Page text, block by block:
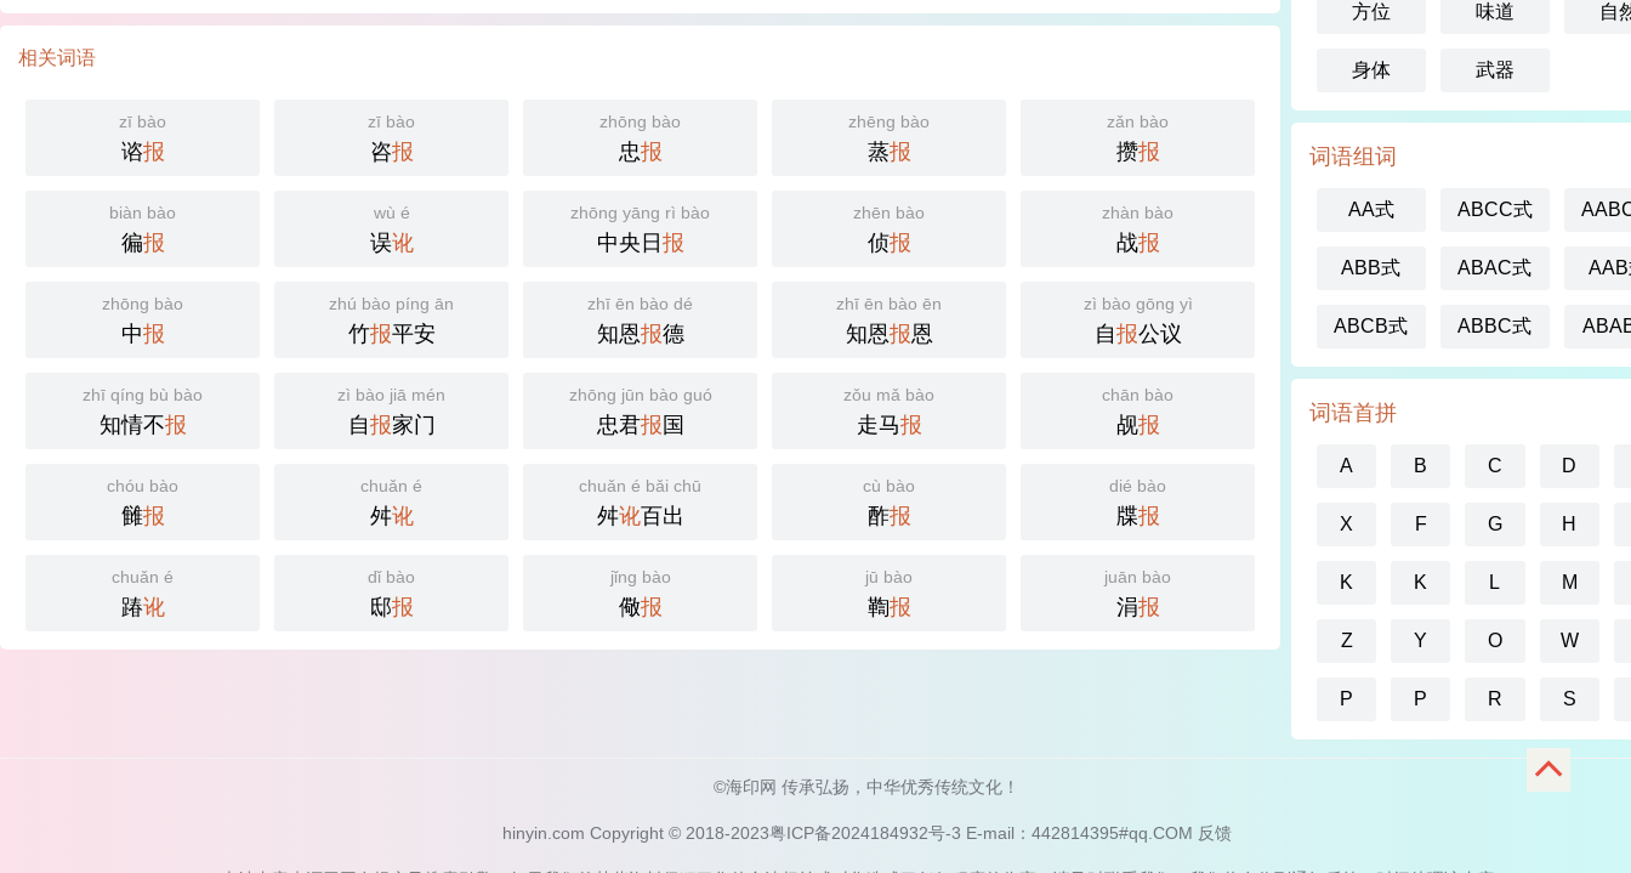
相关词语
zī bào
谘报
zī bào
咨报
zhōng bào
忠报
zhēng bào
蒸报
zǎn bào
攒报
biàn bào
徧报
wù é
误讹
zhōng yāng rì bào
中央日 报
zhēn bào
侦报
zhàn bào
战报
zhōng bào
中报
zhú bào píng ān
竹报平安
zhī ēn bào dé
知恩报德
zhī ēn bào ēn
知恩报恩
zì bào gōng yì
自报公议
zhī qíng bù bào
知情不报
zì bào jiā mén
自报家门
zhōng jūn bào guó
忠君报 国
zǒu mǎ bào
走马报
chān bào
觇报
chóu bào
雠报
chuǎn é
舛讹
chuǎn é bǎi chū
舛讹百出
cù bào
酢报
dié bào
牒报
chuǎn é
踳讹
dǐ bào
邸报
jǐng bào
儆报
jū bào
鞫报
juān bào
涓报
方位 味道 自
身体 武器
词语组词
AA式 ABCC式
ABB式 ABAC式
ABCB式 ABBC式
词语首拼
A B C D
X F G H
K K L M
Z Y O W
P P R S
©海印网 传承弘扬，中华优秀传统文化！
hinyin.com Copyright © 2018-2023粤ICP备2024184932号-3 E-mail：442814395#qq.COM 反馈